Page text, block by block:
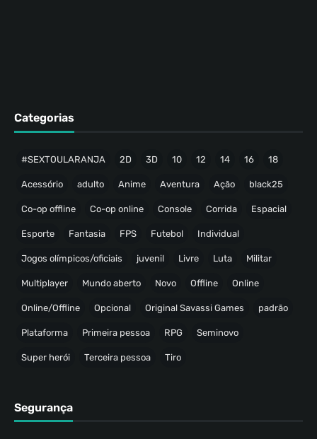
Categorias
#SEXTOULARANJA 2D 3D 10 12 14 16 18
Acessório adulto Anime Aventura Ação black25
Co-op offline Co-op online Console Corrida Espacial
Esporte Fantasia FPS Futebol Individual
Jogos olímpicos/oficiais juvenil Livre Luta Militar
Multiplayer Mundo aberto Novo Offline Online
Online/Offline Opcional Original Savassi Games padrão
Plataforma Primeira pessoa RPG Seminovo
Super herói Terceira pessoa Tiro
Segurança